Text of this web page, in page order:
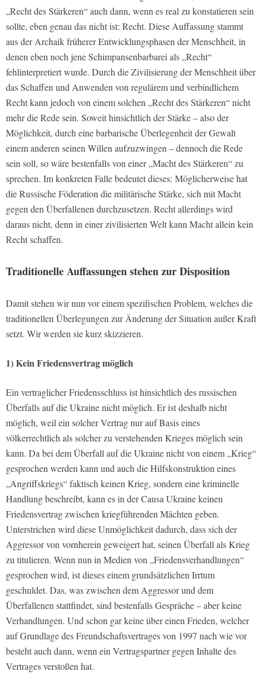
„Recht des Stärkeren“ auch dann, wenn es real zu konstatieren sein
sollte, eben genau das nicht ist: Recht. Diese Auffassung stammt
aus der Archaik früherer Entwicklungsphasen der Menschheit, in
denen eben noch jene Schimpansenbarbarei als „Recht“
fehlinterpretiert wurde. Durch die Zivilisierung der Menschheit über
das Schaffen und Anwenden von regulärem und verbindlichem
Recht kann jedoch von einem solchen „Recht des Stärkeren“ nicht
mehr die Rede sein. Soweit hinsichtlich der Stärke – also der
Möglichkeit, durch eine barbarische Überlegenheit der Gewalt
einem anderen seinen Willen aufzuzwingen – dennoch die Rede
sein soll, so wäre bestenfalls von einer „Macht des Stärkeren“ zu
sprechen. Im konkreten Falle bedeutet dieses: Möglicherweise hat
die Russische Föderation die militärische Stärke, sich mit Macht
gegen den Überfallenen durchzusetzen. Recht allerdings wird
daraus nicht, denn in einer zivilisierten Welt kann Macht allein kein
Recht schaffen.
Traditionelle Auffassungen stehen zur Disposition
Damit stehen wir nun vor einem spezifischen Problem, welches die
traditionellen Überlegungen zur Änderung der Situation außer Kraft
setzt. Wir werden sie kurz skizzieren.
1) Kein Friedensvertrag möglich
Ein vertraglicher Friedensschluss ist hinsichtlich des russischen
Überfalls auf die Ukraine nicht möglich. Er ist deshalb nicht
möglich, weil ein solcher Vertrag nur auf Basis eines
völkerrechtlich als solcher zu verstehenden Krieges möglich sein
kann. Da bei dem Überfall auf die Ukraine nicht von einem „Krieg“
gesprochen werden kann und auch die Hilfskonstruktion eines
„Angriffskriegs“ faktisch keinen Krieg, sondern eine kriminelle
Handlung beschreibt, kann es in der Causa Ukraine keinen
Friedensvertrag zwischen kriegführenden Mächten geben.
Unterstrichen wird diese Unmöglichkeit dadurch, dass sich der
Aggressor von vornherein geweigert hat, seinen Überfall als Krieg
zu titulieren. Wenn nun in Medien von „Friedensverhandlungen“
gesprochen wird, ist dieses einem grundsätzlichen Irrtum
geschuldet. Das, was zwischen dem Aggressor und dem
Überfallenen stattfindet, sind bestenfalls Gespräche – aber keine
Verhandlungen. Und schon gar keine über einen Frieden, welcher
auf Grundlage des Freundschaftsvertrages von 1997 nach wie vor
besteht auch dann, wenn ein Vertragspartner gegen Inhalte des
Vertrages verstoßen hat.